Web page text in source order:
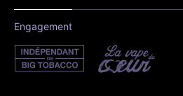
Engagement